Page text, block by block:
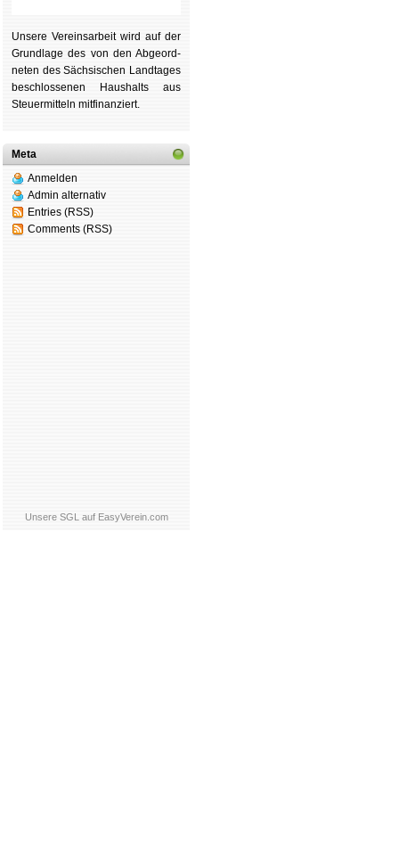
Unsere Ver­eins­ar­beit wird auf der
Grund­lage des von den Ab­ge­ord­
ne­ten des Säch­si­schen Land­tages
be­schlos­se­nen Haus­halts aus
Steu­er­mitteln mit­fi­nan­ziert.
Meta
Anmelden
Admin alternativ
Entries (RSS)
Comments (RSS)
Unsere SGL auf EasyVerein.com